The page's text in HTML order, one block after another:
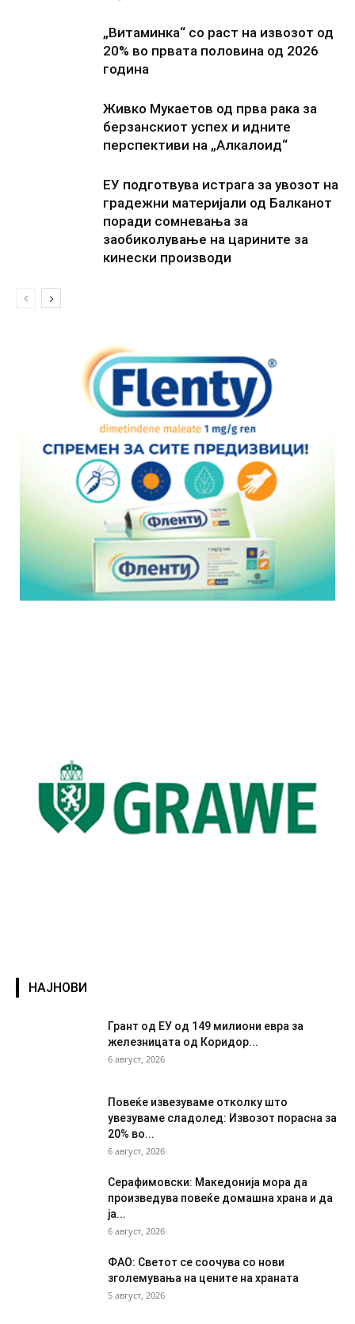
„Витаминка“ со раст на извозот од
20% во првата половина од 2026
година
Живко Мукаетов од прва рака за
берзанскиот успех и идните
перспективи на „Алкалоид“
ЕУ подготвува истрага за увозот на
градежни материјали од Балканот
поради сомневања за
заобиколување на царините за
кинески производи
НАЈНОВИ
Грант од ЕУ од 149 милиони евра за
железницата од Коридор...
6 август, 2026
Повеќе извезуваме отколку што
увезуваме сладолед: Извозот порасна за
20% во...
6 август, 2026
Серафимовски: Македонија мора да
произведува повеќе домашна храна и да
ја...
6 август, 2026
ФАО: Светот се соочува со нови
зголемувања на цените на храната
5 август, 2026